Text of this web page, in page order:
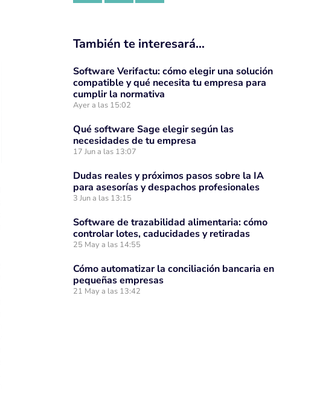
También te interesará…
Software Verifactu: cómo elegir una solución
compatible y qué necesita tu empresa para
cumplir la normativa
Ayer a las 15:02
Qué software Sage elegir según las
necesidades de tu empresa
17 Jun a las 13:07
Dudas reales y próximos pasos sobre la IA
para asesorías y despachos profesionales
3 Jun a las 13:15
Software de trazabilidad alimentaria: cómo
controlar lotes, caducidades y retiradas
25 May a las 14:55
Cómo automatizar la conciliación bancaria en
pequeñas empresas
21 May a las 13:42